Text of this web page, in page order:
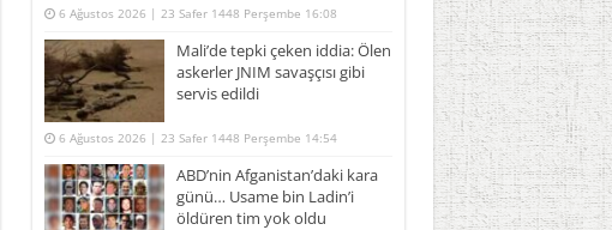
6 Ağustos 2026 | 23 Safer 1448 Perşembe 16:08
Mali’de tepki çeken iddia: Ölen
askerler JNIM savaşçısı gibi
servis edildi
6 Ağustos 2026 | 23 Safer 1448 Perşembe 14:54
ABD’nin Afganistan’daki kara
günü… Usame bin Ladin’i
öldüren tim yok oldu